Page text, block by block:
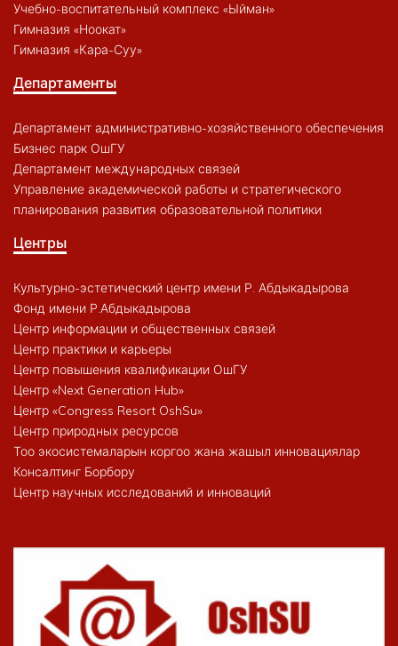
Учебно-воспитательный комплекс «Ыйман»
Гимназия «Ноокат»
Гимназия «Кара-Суу»
Департаменты
Департамент административно-хозяйственного обеспечения
Бизнес парк ОшГУ
Департамент международных связей
Управление академической работы и стратегического
планирования развития образовательной политики
Центры
Культурно-эстетический центр имени Р. Абдыкадырова
Фонд имени Р.Абдыкадырова
Центр информации и общественных связей
Центр практики и карьеры
Центр повышения квалификации ОшГУ
Центр «Next Generation Hub»
Центр «Congress Resort OshSu»
Центр природных ресурсов
Тоо экосистемаларын коргоо жана жашыл инновациялар
Консалтинг Борбору
Центр научных исследований и инноваций